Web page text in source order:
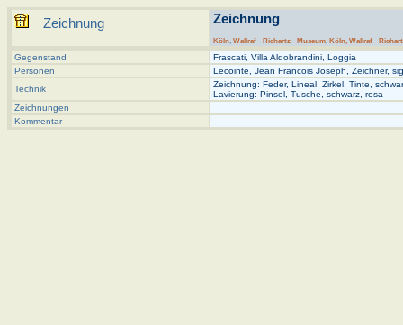
Zeichnung Zeichnung
Köln, Wallraf - Richartz - Museum, Köln, Wallraf -
Gegenstand
Frascati, Villa Aldobrandini, Loggia
Personen
Lecointe, Jean Francois Joseph, Zeichner,
Technik
Zeichnung: Feder, Lineal, Zirkel, Tinte,
Lavierung: Pinsel, Tusche, schwarz, rosa
Zeichnungen
Kommentar